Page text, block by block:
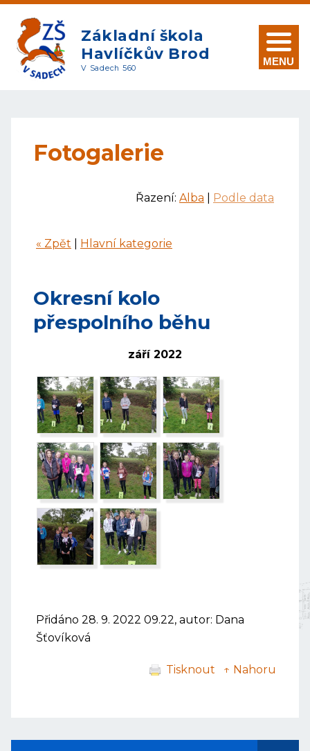
Základní škola
Havlíčkův Brod
V Sadech 560
MENU
Fotogalerie
Řazení: Alba Podle data
« Zpět Hlavní kategorie
Okresní kolo
přespolního běhu
září 2022
Přidáno 28. 9. 2022 09.22, autor: Dana
Šťovíková
Tisknout ↑ Nahoru